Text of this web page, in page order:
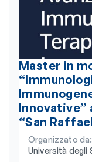
Master in
Innovative”
“San
Organizzato da:
Università degli